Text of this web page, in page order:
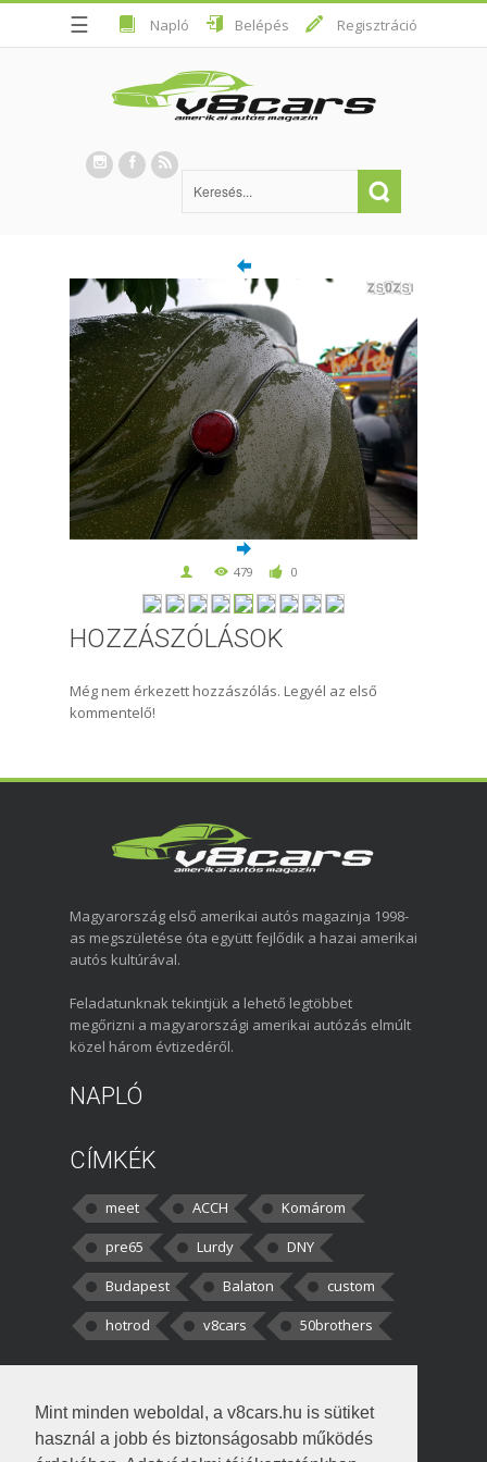
Mint minden weboldal, a v8cars.hu is sütiket
használ a jobb és biztonságosabb működés
☰ Napló Belépés Regisztráció
479 0
HOZZÁSZÓLÁSOK
Még nem érkezett hozzászólás. Legyél az első
kommentelő!
Magyarország első amerikai autós magazinja 1998-
as megszületése óta együtt fejlődik a hazai amerikai
autós kultúrával.
Feladatunknak tekintjük a lehető legtöbbet
megőrizni a magyarországi amerikai autózás elmúlt
közel három évtizedéről.
NAPLÓ
CÍMKÉK
meet ACCH
Komárom
pre65
Lurdy
DNY
Budapest
Balaton
custom
hotrod
v8cars 50brothers
kortisz:Elszúrtam! Én csak két
darabbaal számoltam. Nem tudtam, hogy fél autót,